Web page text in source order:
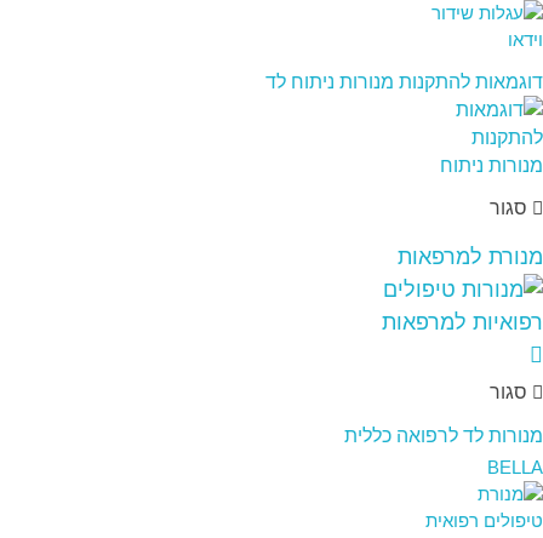
דוגמאות להתקנות מנורות ניתוח לד
סגור
מנורת למרפאות
סגור
מנורות לד לרפואה כללית
BELLA